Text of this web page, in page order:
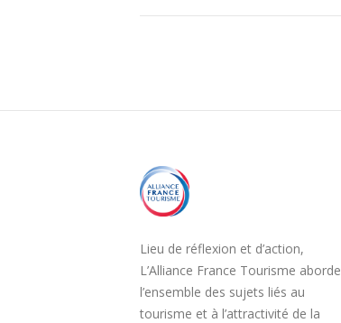
Lieu de réflexion et d’action,
L’Alliance France Tourisme aborde
l’ensemble des sujets liés au
tourisme et à l’attractivité de la